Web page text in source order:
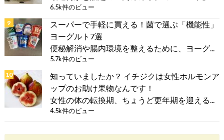
6.5k件のビュー
スーパーで手軽に買える！菌で選ぶ「機能性」
ヨーグルト7選
便秘解消や腸内環境を整えるために、ヨーグ...
5.7k件のビュー
知っていましたか？ イチジクは女性ホルモンア
ップのお助け果物なんです！
女性の体の転換期、ちょうど更年期を迎える...
4.5k件のビュー